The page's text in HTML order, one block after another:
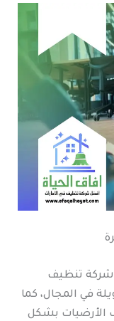
شركة تنظيف
في المجال، كما
الأرضيات بشكل